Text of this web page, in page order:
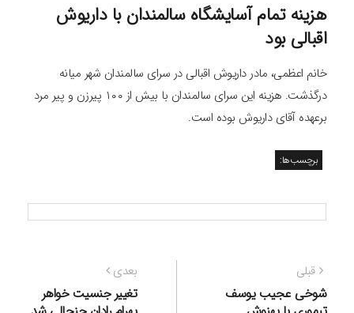
هزینه تمام آسایشگاه سالمندان با داریوش
اقبالی بود
خانم اعظمی، مادر داریوش اقبالی در سرای سالمندان شهر میانه
درگذشت. هزینه این سرای سالمندان با بیش از ۱۰۰ پیرزن و پیر مرد
برعهده آقای داریوش بوده است.
برچسب‌ها:
راهبری
نوشته
قبلی
قبلی:
شوخی عجیب یوسف
بعدی
بعدی:
تغییر جنسیت خواهر